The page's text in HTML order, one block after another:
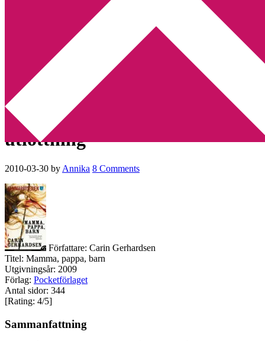
Utskriftscentralen
Min tv-blogg
You are here:Home
Recension: Mamma, pappa, barn av
Carin Gerhardsen + utlottning
Recension: Mamma, pappa,
barn av Carin Gerhardsen +
utlottning
2010-03-30 by Annika 8 Comments
Författare: Carin Gerhardsen
Titel: Mamma, pappa, barn
Utgivningsår: 2009
Förlag: Pocketförlaget
Antal sidor: 344
[Rating: 4/5]
Sammanfattning